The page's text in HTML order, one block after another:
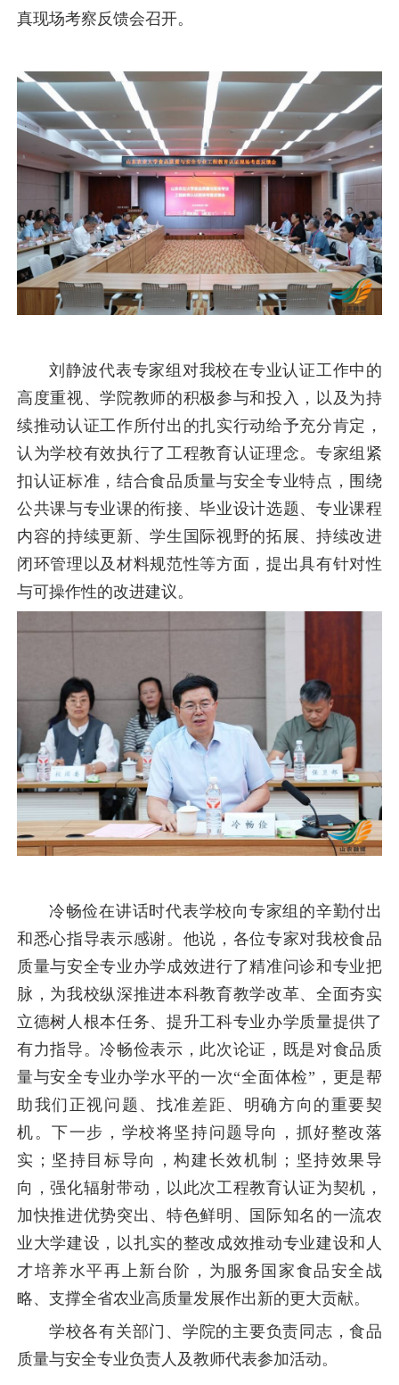
真现场考察反馈会召开。
刘静波代表专家组对我校在专业认证工作中的
高度重视、学院教师的积极参与和投入，以及为持
续推动认证工作所付出的扎实行动给予充分肯定，
认为学校有效执行了工程教育认证理念。专家组紧
扣认证标准，结合食品质量与安全专业特点，围绕
公共课与专业课的衔接、毕业设计选题、专业课程
内容的持续更新、学生国际视野的拓展、持续改进
闭环管理以及材料规范性等方面，提出具有针对性
与可操作性的改进建议。
冷畅俭在讲话时代表学校向专家组的辛勤付出
和悉心指导表示感谢。他说，各位专家对我校食品
质量与安全专业办学成效进行了精准问诊和专业把
脉，为我校纵深推进本科教育教学改革、全面夯实
立德树人根本任务、提升工科专业办学质量提供了
有力指导。冷畅俭表示，此次论证，既是对食品质
量与安全专业办学水平的一次“全面体检”，更是帮
助我们正视问题、找准差距、明确方向的重要契
机。下一步，学校将坚持问题导向，抓好整改落
实；坚持目标导向，构建长效机制；坚持效果导
向，强化辐射带动，以此次工程教育认证为契机，
加快推进优势突出、特色鲜明、国际知名的一流农
业大学建设，以扎实的整改成效推动专业建设和人
才培养水平再上新台阶，为服务国家食品安全战
略、支撑全省农业高质量发展作出新的更大贡献。
学校各有关部门、学院的主要负责同志，食品
质量与安全专业负责人及教师代表参加活动。